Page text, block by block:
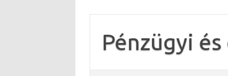
contentPénzügyi